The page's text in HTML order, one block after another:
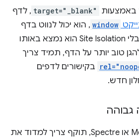
target="_blank" , לדף
window , הוא יכול לנווט בדף
לכתובת URL אחרת, ובלי Site Isolation הוא נמצא באותו
טוב יותר על הדף, תמיד צריך
בקישורים לדפים
חדש.
גבוהה
כדי לנצל את Meltdown או Spectre, תוקף צריך למדוד את